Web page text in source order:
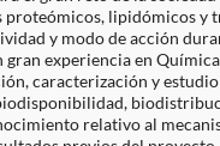
lipidómicos y
y modo de acción
experiencia en
caracterización y
relativo al